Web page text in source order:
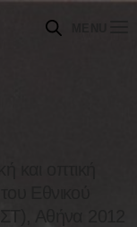
Εθνικού
Αθήνα 2012